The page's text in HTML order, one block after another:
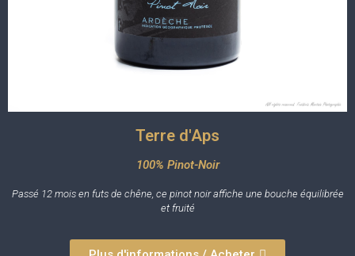
Terre d'Aps
100% Pinot-Noir
Passé 12 mois en futs de chêne, ce pinot noir affiche une bouche équilibrée
et fruité